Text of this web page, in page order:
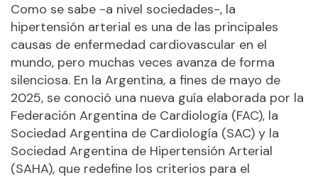
Como se sabe -a nivel sociedades-, la
hipertensión arterial es una de las principales
causas de enfermedad cardiovascular en el
mundo, pero muchas veces avanza de forma
silenciosa. En la Argentina, a fines de mayo de
2025, se conoció una nueva guía elaborada por la
Federación Argentina de Cardiología (FAC), la
Sociedad Argentina de Cardiología (SAC) y la
Sociedad Argentina de Hipertensión Arterial
(SAHA), que redefine los criterios para el